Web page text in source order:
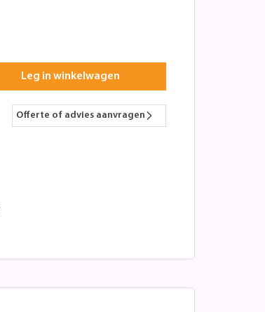
Leg in winkelwagen
Offerte of advies aanvragen